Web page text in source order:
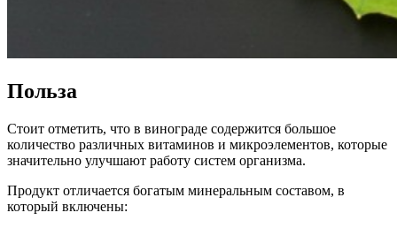
Польза
Стоит отметить, что в винограде содержится большое
количество различных витаминов и микроэлементов, которые
значительно улучшают работу систем организма.
Продукт отличается богатым минеральным составом, в
который включены: